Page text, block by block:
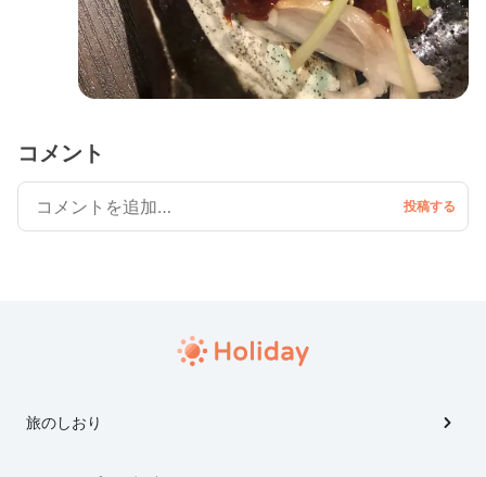
コメント
旅のしおり